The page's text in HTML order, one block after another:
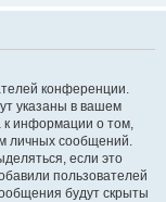
конференции.
указаны в вашем
к информации о том,
личных сообщений.
если это
пользователей
будут скрыты